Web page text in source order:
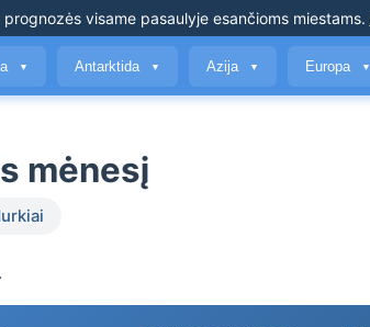
prognozėsvisame pasaulyje esančioms miestams.
▼ Antarktida ▼ Azija ▼ Europa ▼
mėnesį